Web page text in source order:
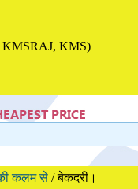
KMSRAJ, KMS)
कलम से /बेकदरी।